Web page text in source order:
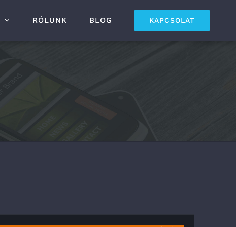
RÓLUNK BLOG KAPCSOLAT